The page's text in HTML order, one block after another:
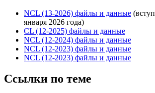
NCL (13-2026) файлы и данные
января 2026 года)
CL (12-2025) файлы и данные
NCL (12-2024) файлы и данные
NCL (12-2023) файлы и данные
NCL (12-2023) файлы и данные
Ссылки по теме